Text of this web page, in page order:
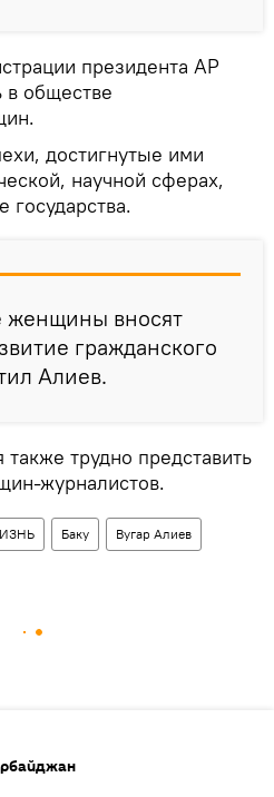
президента АР
в обществе
достигнутые ими
научной сферах,
государства.
женщины вносят
гражданского
Алиев.
трудно представить
журналистов.
Баку Вугар Алиев